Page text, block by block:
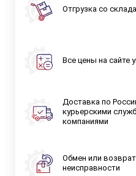
Отгрузка со склада
Все цены на сайте
Доставка по
курьерскими
компаниями
Обмен или
неисправности